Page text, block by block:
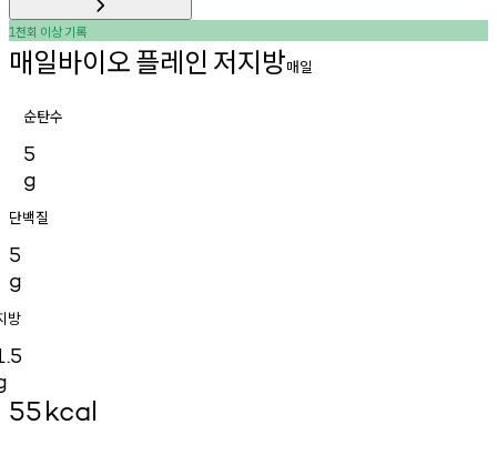
1천회 이상기록
매일바이오플레인 저지방매일
순탄수
5
g
단백질
5
g
방
55kcal